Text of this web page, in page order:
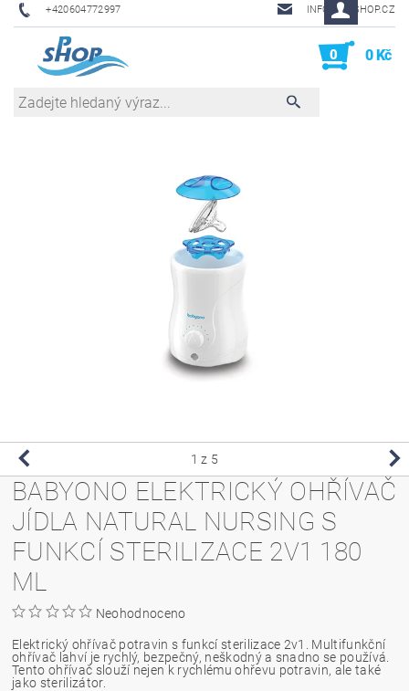
+420604772997 INFO@PHSHOP.CZ
0 0 Kč
1 z 5
BABYONO ELEKTRICKÝ OHŘÍVAČ
JÍDLA NATURAL NURSING S
FUNKCÍ STERILIZACE 2V1 180
ML
Neohodnoceno
Elektrický ohřívač potravin s funkcí sterilizace 2v1. Multifunkční
ohřívač lahví je rychlý, bezpečný, neškodný a snadno se používá.
Tento ohřívač slouží nejen k rychlému ohřevu potravin, ale také
jako sterilizátor.